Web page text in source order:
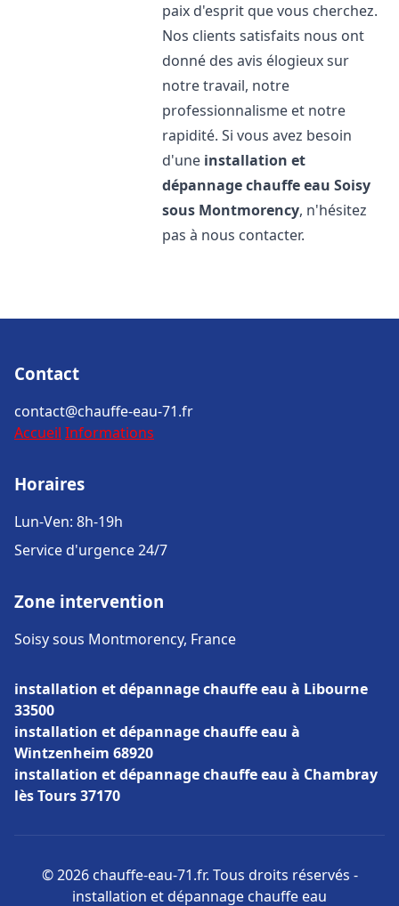
paix d'esprit que vous cherchez.
Nos clients satisfaits nous ont
donné des avis élogieux sur
notre travail, notre
professionnalisme et notre
rapidité. Si vous avez besoin
d'une installation et
dépannage chauffe eau Soisy
sous Montmorency, n'hésitez
pas à nous contacter.
Contact
contact@chauffe-eau-71.fr
Accueil Informations
Horaires
Lun-Ven: 8h-19h
Service d'urgence 24/7
Zone intervention
Soisy sous Montmorency, France
installation et dépannage chauffe eau à Libourne
33500
installation et dépannage chauffe eau à
Wintzenheim 68920
installation et dépannage chauffe eau à Chambray
lès Tours 37170
© 2026 chauffe-eau-71.fr. Tous droits réservés -
installation et dépannage chauffe eau